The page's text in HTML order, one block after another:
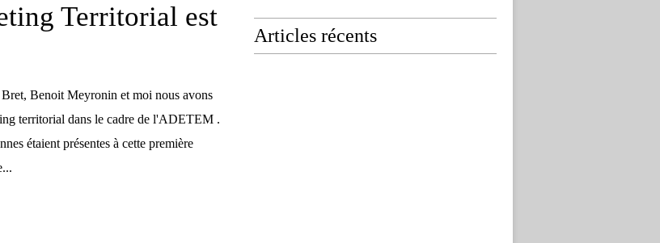
Territorial est
Benoit Meyronin et moi nous avons
territorial dans le cadre de l'ADETEM .
étaient présentes à cette première
Articles récents